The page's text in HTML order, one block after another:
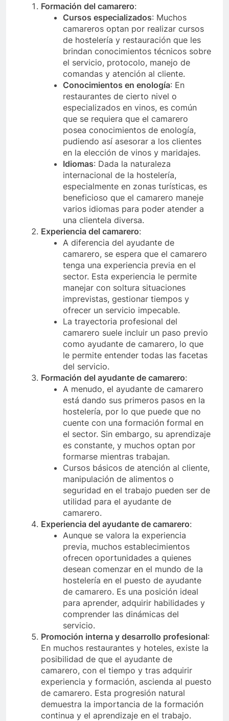
Formación del camarero:
Cursos especializados: Muchos
camareros optan por realizar cursos
de hostelería y restauración que les
brindan conocimientos técnicos sobre
el servicio, protocolo, manejo de
comandas y atención al cliente.
Conocimientos en enología: En
restaurantes de cierto nivel o
especializados en vinos, es común
que se requiera que el camarero
posea conocimientos de enología,
pudiendo así asesorar a los clientes
en la elección de vinos y maridajes.
Idiomas: Dada la naturaleza
internacional de la hostelería,
especialmente en zonas turísticas, es
beneficioso que el camarero maneje
varios idiomas para poder atender a
una clientela diversa.
Experiencia del camarero:
A diferencia del ayudante de
camarero, se espera que el camarero
tenga una experiencia previa en el
sector. Esta experiencia le permite
manejar con soltura situaciones
imprevistas, gestionar tiempos y
ofrecer un servicio impecable.
La trayectoria profesional del
camarero suele incluir un paso previo
como ayudante de camarero, lo que
le permite entender todas las facetas
del servicio.
Formación del ayudante de camarero:
A menudo, el ayudante de camarero
está dando sus primeros pasos en la
hostelería, por lo que puede que no
cuente con una formación formal en
el sector. Sin embargo, su aprendizaje
es constante, y muchos optan por
formarse mientras trabajan.
Cursos básicos de atención al cliente,
manipulación de alimentos o
seguridad en el trabajo pueden ser de
utilidad para el ayudante de
camarero.
Experiencia del ayudante de camarero:
Aunque se valora la experiencia
previa, muchos establecimientos
ofrecen oportunidades a quienes
desean comenzar en el mundo de la
hostelería en el puesto de ayudante
de camarero. Es una posición ideal
para aprender, adquirir habilidades y
comprender las dinámicas del
servicio.
Promoción interna y desarrollo profesional:
En muchos restaurantes y hoteles, existe la
posibilidad de que el ayudante de
camarero, con el tiempo y tras adquirir
experiencia y formación, ascienda al puesto
de camarero. Esta progresión natural
demuestra la importancia de la formación
continua y el aprendizaje en el trabajo.